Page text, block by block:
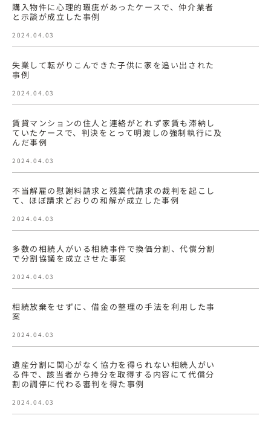
購入物件に心理的瑕疵があったケースで、仲介業者
と示談が成立した事例
2024.04.03
失業して転がりこんできた子供に家を追い出された
事例
2024.04.03
賃貸マンションの住人と連絡がとれず家賃も滞納し
ていたケースで、判決をとって明渡しの強制執行に及
んだ事例
2024.04.03
不当解雇の慰謝料請求と残業代請求の裁判を起こし
て、ほぼ請求どおりの和解が成立した事例
2024.04.03
多数の相続人がいる相続事件で換価分割、代償分割
で分割協議を成立させた事案
2024.04.03
相続放棄をせずに、借金の整理の手法を利用した事
案
2024.04.03
遺産分割に関心がなく協力を得られない相続人がい
る件で、該当者から持分を取得する内容にて代償分
割の調停に代わる審判を得た事例
2024.04.03